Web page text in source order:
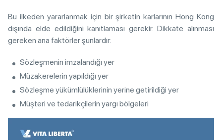
Bu ilkeden yararlanmak için bir şirketin karlarının Hong Kong
dışında elde edildiğini kanıtlaması gerekir. Dikkate alınması
gereken ana faktörler şunlardır:
Sözleşmenin imzalandığı yer
Müzakerelerin yapıldığı yer
Sözleşme yükümlülüklerinin yerine getirildiği yer
Müşteri ve tedarikçilerin yargı bölgeleri